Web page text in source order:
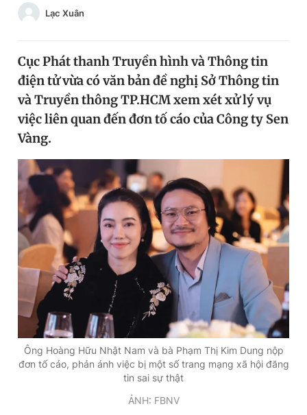
Chào ngày mới
Video Magazine
Sản phẩm khác
Tiện ích Bạn cần biết
Thông tin tòa soạn Liên hệ quảng cáo
Đọc Thanh Niên trên điện thoại
Lạc Xuân
Cục Phát thanh Truyền hình và Thông tin
điện tử vừa có văn bản đề nghị Sở Thông tin
và Truyền thông TP.HCM xem xét xử lý vụ
việc liên quan đến đơn tố cáo của Công ty Sen
Vàng.
Ông Hoàng Hữu Nhật Nam và bà Phạm Thị Kim Dung nộp
đơn tố cáo, phản ánh việc bị một số trang mạng xã hội đăng
tin sai sự thật
ẢNH: FBNV